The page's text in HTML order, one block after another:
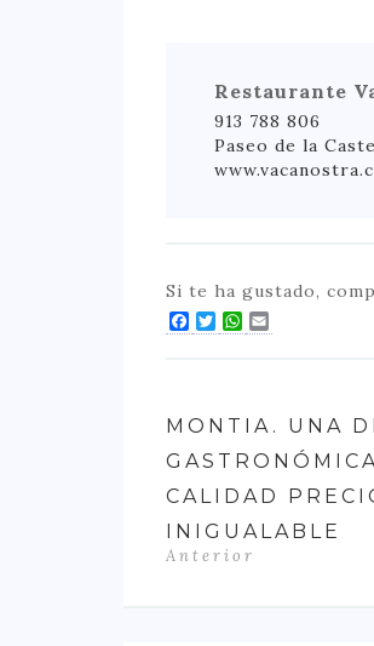
Restaurante
913 788 806
Paseo de la
Si te ha gustado,
Facebook
Twitter
WhatsApp
MONTIA. UNA
CALIDAD
INIGUALABLE
Anterior